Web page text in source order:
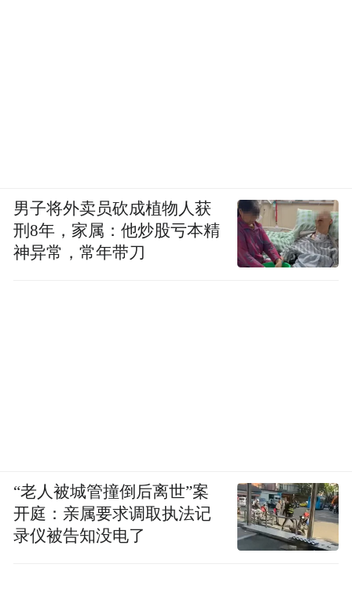
男子将外卖员砍成植物人获
刑8年，家属：他炒股亏本精
神异常，常年带刀
“老人被城管撞倒后离世”案
开庭：亲属要求调取执法记
录仪被告知没电了